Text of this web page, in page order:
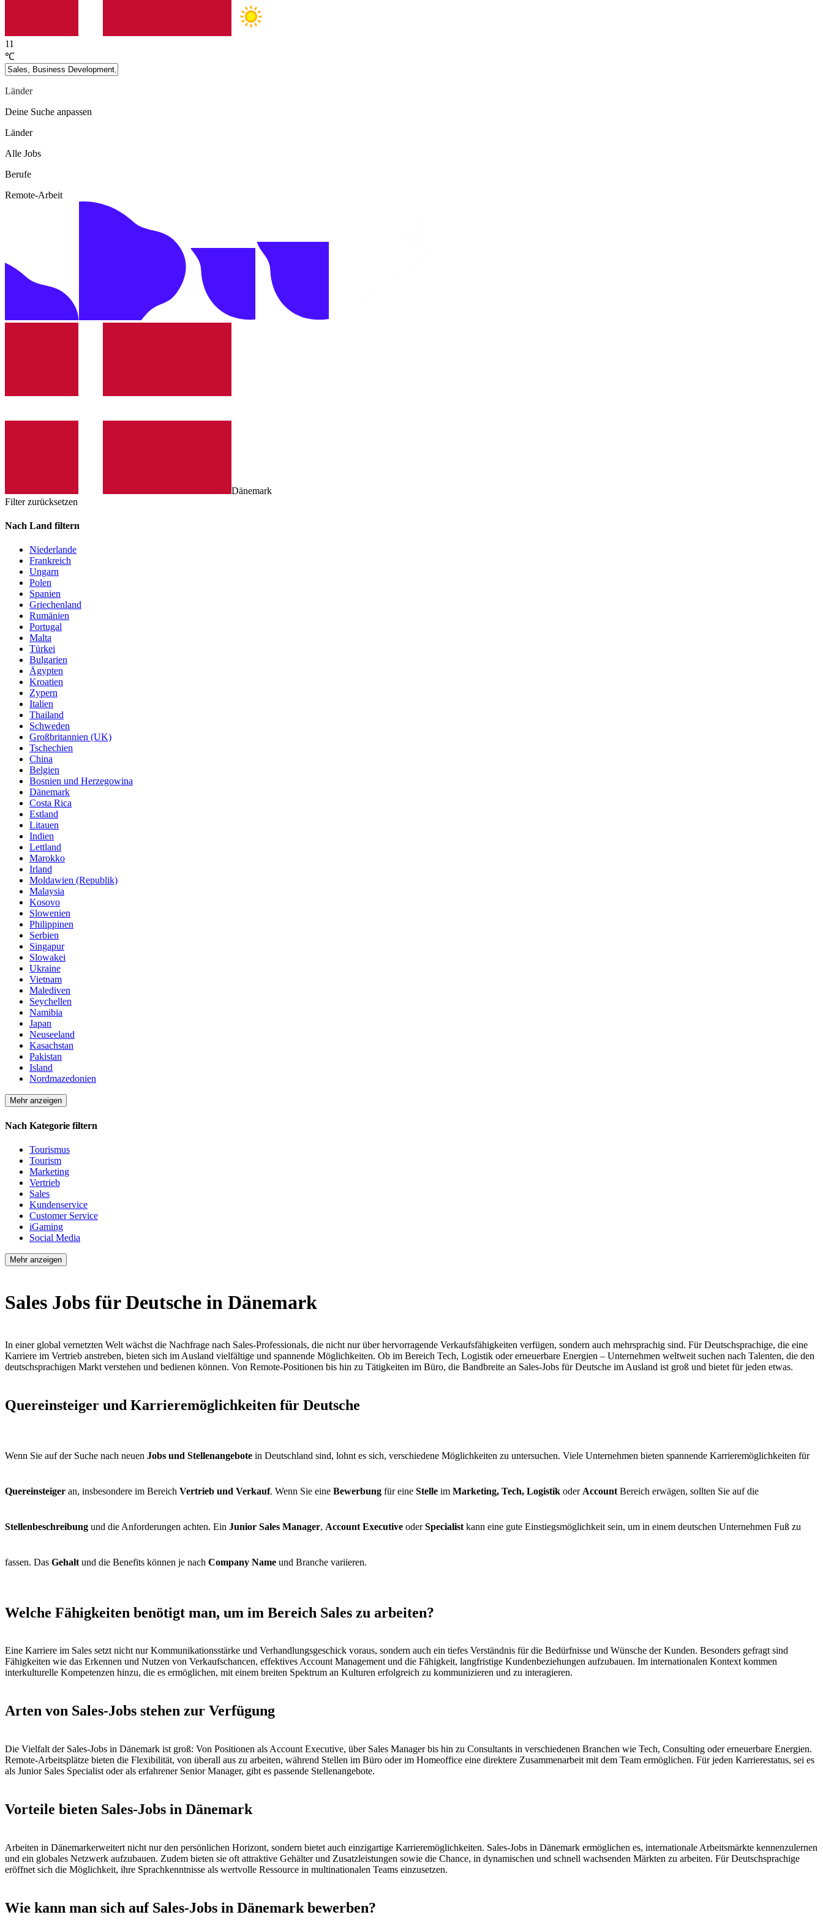
11
℃
Länder
Deine Suche anpassen
Länder
Alle Jobs
Berufe
Remote-Arbeit
Dänemark
Filter zurücksetzen
Nach Land filtern
Niederlande
Frankreich
Ungarn
Polen
Spanien
Griechenland
Rumänien
Portugal
Malta
Türkei
Bulgarien
Ägypten
Kroatien
Zypern
Italien
Thailand
Schweden
Großbritannien (UK)
Tschechien
China
Belgien
Bosnien und Herzegowina
Dänemark
Costa Rica
Estland
Litauen
Indien
Lettland
Marokko
Irland
Moldawien (Republik)
Malaysia
Kosovo
Slowenien
Philippinen
Serbien
Singapur
Slowakei
Ukraine
Vietnam
Malediven
Seychellen
Namibia
Japan
Neuseeland
Kasachstan
Pakistan
Island
Nordmazedonien
Mehr anzeigen
Nach Kategorie filtern
Tourismus
Tourism
Marketing
Vertrieb
Sales
Kundenservice
Customer Service
iGaming
Social Media
Mehr anzeigen
Sales Jobs für Deutsche in Dänemark
In einer global vernetzten Welt wächst die Nachfrage nach Sales-Professionals, die nicht nur über hervorragende Verkaufsfähigkeiten verfügen, sondern auch mehrsprachig sind. Für Deutschsprachige, die eine
Karriere im Vertrieb anstreben, bieten sich im Ausland vielfältige und spannende Möglichkeiten. Ob im Bereich Tech, Logistik oder erneuerbare Energien – Unternehmen weltweit suchen nach Talenten, die den
deutschsprachigen Markt verstehen und bedienen können. Von Remote-Positionen bis hin zu Tätigkeiten im Büro, die Bandbreite an Sales-Jobs für Deutsche im Ausland ist groß und bietet für jeden etwas.
Quereinsteiger und Karrieremöglichkeiten für Deutsche
Wenn Sie auf der Suche nach neuen Jobs und Stellenangebote in Deutschland sind, lohnt es sich, verschiedene Möglichkeiten zu untersuchen. Viele Unternehmen bieten spannende Karrieremöglichkeiten für
Quereinsteiger an, insbesondere im Bereich Vertrieb und Verkauf. Wenn Sie eine Bewerbung für eine Stelle im Marketing, Tech, Logistik oder Account Bereich erwägen, sollten Sie auf die
Stellenbeschreibung und die Anforderungen achten. Ein Junior Sales Manager, Account Executive oderSpecialist kann eine gute Einstiegsmöglichkeit sein, um in einem deutschen Unternehmen Fuß zu
fassen. Das Gehalt und die Benefits können je nach Company Name und Branche variieren.
Welche Fähigkeiten benötigt man, um im Bereich Sales zu arbeiten?
Eine Karriere im Sales setzt nicht nur Kommunikationsstärke und Verhandlungsgeschick voraus, sondern auch ein tiefes Verständnis für die Bedürfnisse und Wünsche der Kunden. Besonders gefragt sind
Fähigkeiten wie das Erkennen und Nutzen von Verkaufschancen, effektives Account Management und die Fähigkeit, langfristige Kundenbeziehungen aufzubauen. Im internationalen Kontext kommen
interkulturelle Kompetenzen hinzu, die es ermöglichen, mit einem breiten Spektrum an Kulturen erfolgreich zu kommunizieren und zu interagieren.
Arten von Sales-Jobs stehen zur Verfügung
Die Vielfalt der Sales-Jobs in Dänemark ist groß: Von Positionen als Account Executive, über Sales Manager bis hin zu Consultants in verschiedenen Branchen wie Tech, Consulting oder erneuerbare Energien.
Remote-Arbeitsplätze bieten die Flexibilität, von überall aus zu arbeiten, während Stellen im Büro oder im Homeoffice eine direktere Zusammenarbeit mit dem Team ermöglichen. Für jeden Karrierestatus, sei es
als Junior Sales Specialist oder als erfahrener Senior Manager, gibt es passende Stellenangebote.
Vorteile bieten Sales-Jobs in Dänemark
Arbeiten in Dänemarkerweitert nicht nur den persönlichen Horizont, sondern bietet auch einzigartige Karrieremöglichkeiten. Sales-Jobs in Dänemark ermöglichen es, internationale Arbeitsmärkte kennenzulernen
und ein globales Netzwerk aufzubauen. Zudem bieten sie oft attraktive Gehälter und Zusatzleistungen sowie die Chance, in dynamischen und schnell wachsenden Märkten zu arbeiten. Für Deutschsprachige
eröffnet sich die Möglichkeit, ihre Sprachkenntnisse als wertvolle Ressource in multinationalen Teams einzusetzen.
Wie kann man sich auf Sales-Jobs in Dänemark bewerben?